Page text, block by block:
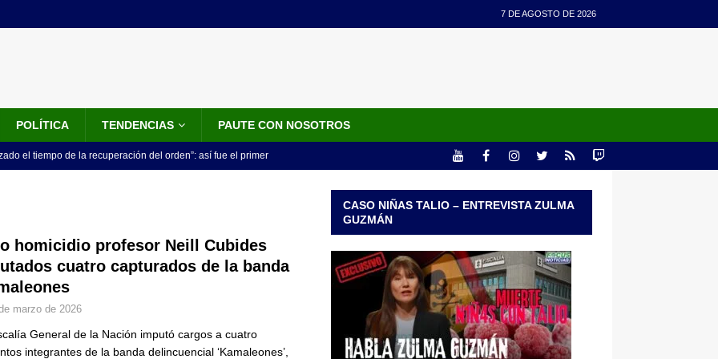
7 DE AGOSTO DE 2026
POLÍTICA TENDENCIAS PAUTE CON NOSOTROS
el tiempo de la recuperación del orden”: así fue el primer
LO ÚLTIMO
de Abelardo De La Espriella: recibirá la banda presidencial
en el Cantón Pichincha
no asistirá a la posesión de Abelardo de la Espriella y llama a
LO ÚLTIMO
homicidio profesor Neill Cubides
cuatro capturados de la banda
marzo de 2026
General de la Nación imputó cargos a cuatro
integrantes de la banda delincuencial ‘Kamaleones’,
CASO NIÑAS TALIO – ENTREVISTA ZULMA
GUZMÁN